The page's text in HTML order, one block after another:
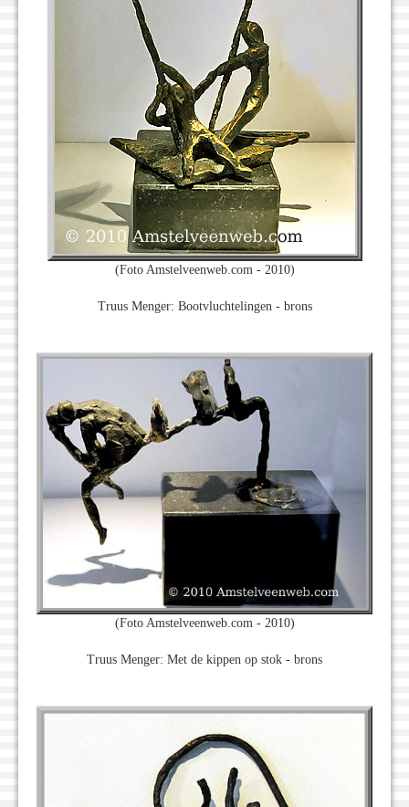
(Foto Amstelveenweb.com - 2010)
Truus Menger: Bootvluchtelingen - brons
(Foto Amstelveenweb.com - 2010)
Truus Menger: Met de kippen op stok - brons